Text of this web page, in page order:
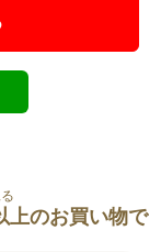
上のお買い物で